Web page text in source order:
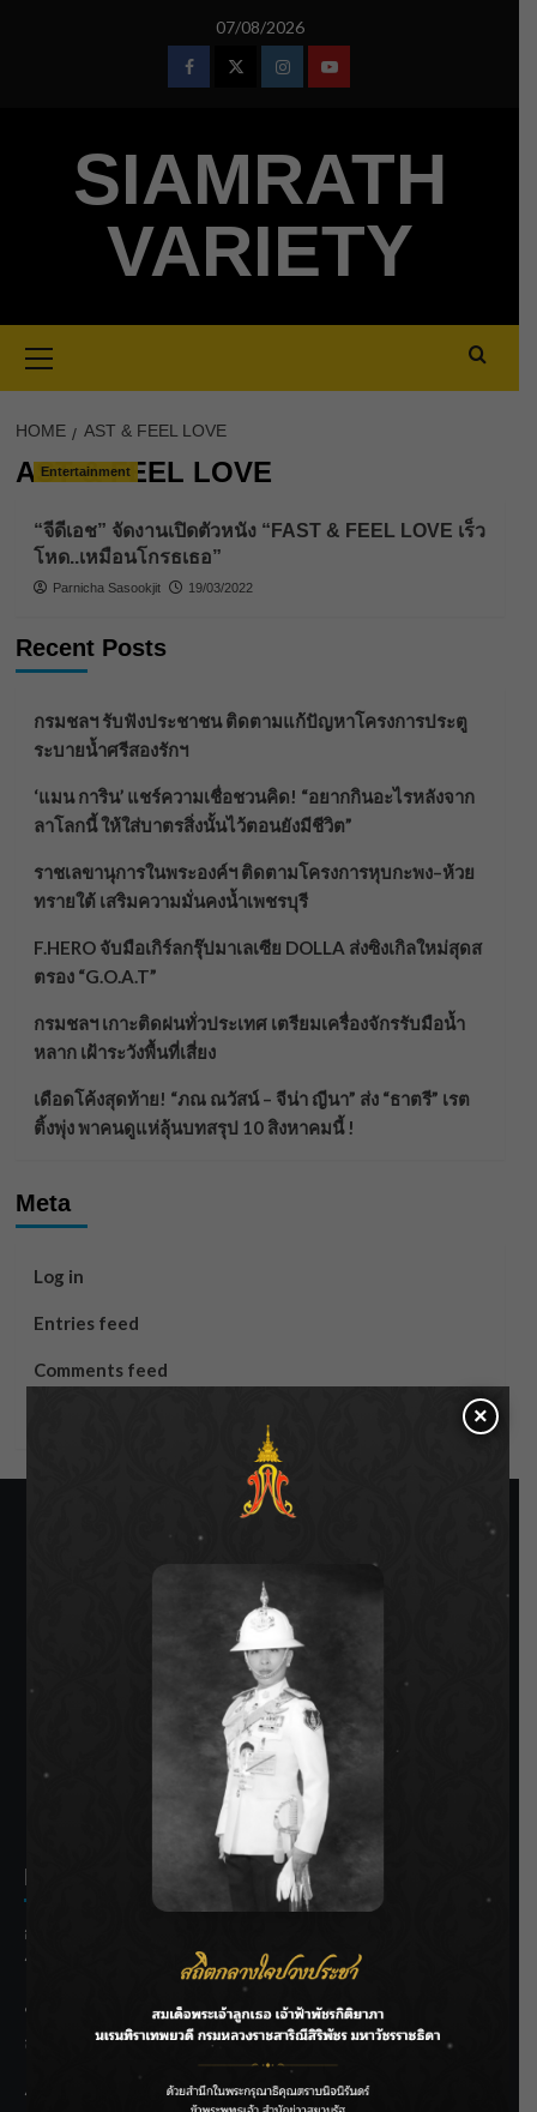
07/08/2026
FacebookTwitterInstagramYoutube
SIAMRATH
VARIETY
Menu
HOME AST & FEEL LOVE
AST & FEEL LOVE
Entertainment
“จีดีเอช” จัดงานเปิดตัวหนัง “FAST & FEEL LOVE เร็ว
โหด..เหมือนโกรธเธอ”
Parnicha Sasookjit 19/03/2022
Recent Posts
กรมชลฯ รับฟังประชาชน ติดตามแก้ปัญหาโครงการประตู
ระบายน้ำศรีสองรักฯ
‘แมน การิน’ แชร์ความเชื่อชวนคิด! “อยากกินอะไรหลังจาก
ลาโลกนี้ ให้ใส่บาตรสิ่งนั้นไว้ตอนยังมีชีวิต”
ราชเลขานุการในพระองค์ฯ ติดตามโครงการหุบกะพง–ห้วย
ทรายใต้ เสริมความมั่นคงน้ำเพชรบุรี
F.HERO จับมือเกิร์ลกรุ๊ปมาเลเซีย DOLLA ส่งซิงเกิลใหม่สุดส
ตรอง “G.O.A.T”
กรมชลฯ เกาะติดฝนทั่วประเทศ เตรียมเครื่องจักรรับมือน้ำ
หลาก เฝ้าระวังพื้นที่เสี่ยง
เดือดโค้งสุดท้าย! “ภณ ณวัสน์ – จีน่า ญีนา” ส่ง “ธาตรี” เรต
ติ้งพุ่ง พาคนดูแห่ลุ้นบทสรุป 10 สิงหาคมนี้ !
Meta
Log in
Entries feed
Comments feed
SIAMRATH VARIETY
THE BEST ENTERTAINMENT
Recent Posts
กรมชลฯ รับฟังประชาชน ติดตามแก้ปัญหาโครงการประตู
ระบายน้ำศรีสองรักฯ
‘แมน การิน’ แชร์ความเชื่อชวนคิด! “อยากกินอะไรหลังจาก
ลาโลกนี้ ให้ใส่บาตรสิ่งนั้นไว้ตอนยังมีชีวิต”
ราชเลขานุการในพระองค์ฯ ติดตามโครงการหุบกะพง–ห้วย
×